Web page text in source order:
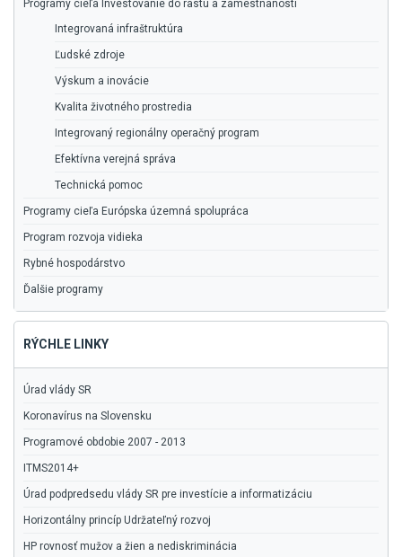
Programy cieľa Investovanie do rastu a zamestnanosti
Integrovaná infraštruktúra
Ľudské zdroje
Výskum a inovácie
Kvalita životného prostredia
Integrovaný regionálny operačný program
Efektívna verejná správa
Technická pomoc
Programy cieľa Európska územná spolupráca
Program rozvoja vidieka
Rybné hospodárstvo
Ďalšie programy
RÝCHLE LINKY
Úrad vlády SR
Koronavírus na Slovensku
Programové obdobie 2007 - 2013
ITMS2014+
Úrad podpredsedu vlády SR pre investície a informatizáciu
Horizontálny princíp Udržateľný rozvoj
HP rovnosť mužov a žien a nediskriminácia